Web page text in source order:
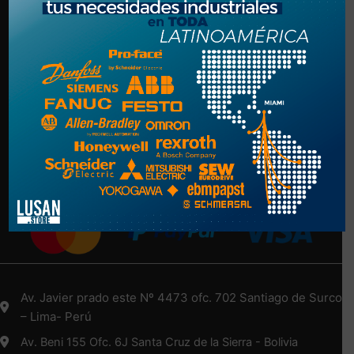
Politica de Privacidad
Términos y Condiciones
NUESTRA EMPRESA
Nosotros
Más Información Aquí
Medios de Pago
Av. Javier prado este Nº 4473 ofc. 702 Santiago de Surco
– Lima- Perú
Av. Beni 155 Ofc. 6J Santa Cruz de la Sierra - Bolivia